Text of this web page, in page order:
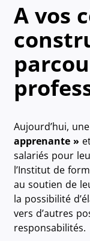
A vos
Aujourd’hui,
apprenante »
salariés pour
l’Institut de
au soutien de
la possibilité
vers d’autres
responsabilités.